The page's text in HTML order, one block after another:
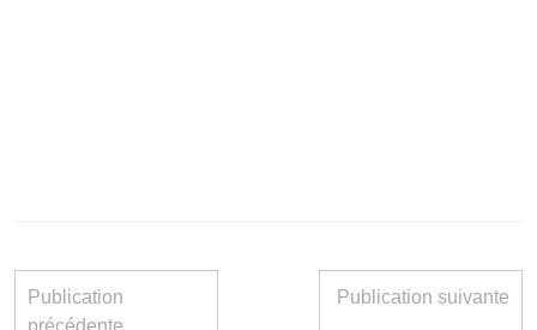
Publication
Publication suivante